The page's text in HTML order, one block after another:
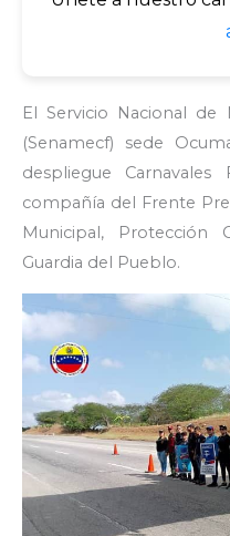
El Servicio Nacional de
(Senamecf) sede
despliegue
compañía del Frente
Municipal, Protección
Guardia del Pueblo.